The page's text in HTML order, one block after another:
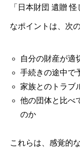
「日本財団 遺贈
なポイントは、次
自分の財産が適
手続きの途中で
家族とのトラブ
他の団体と比べ
のか
これらは、感覚的